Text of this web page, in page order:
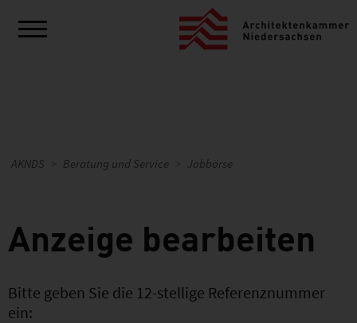
AKNDS Beratung und Service Jobbörse
Anzeige bearbeiten
Bitte geben Sie die 12-stellige Referenznummer
ein: